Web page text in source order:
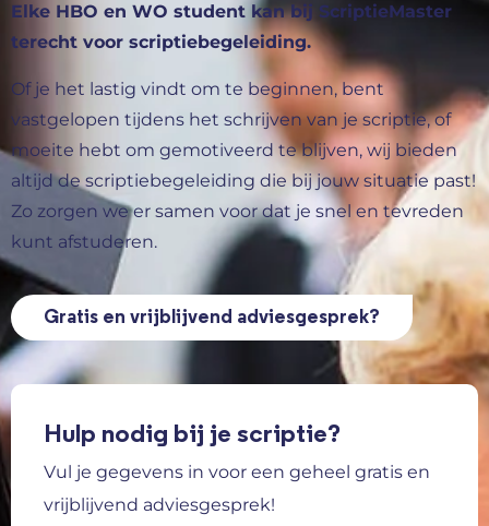
Elke HBO en WO student kan bij ScriptieMaster
terecht voor scriptiebegeleiding.
Of je het lastig vindt om te beginnen, bent
vastgelopen tijdens het schrijven van je scriptie, of
moeite hebt om gemotiveerd te blijven, wij bieden
altijd de scriptiebegeleiding die bij jouw situatie past!
Zo zorgen we er samen voor dat je snel en tevreden
kunt afstuderen.
Gratis en vrijblijvend adviesgesprek?
Hulp nodig bij je scriptie?
Vul je gegevens in voor een geheel gratis en
vrijblijvend adviesgesprek!